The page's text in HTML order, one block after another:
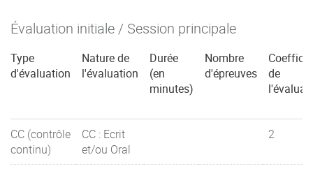
Évaluation initiale / Session principale
Type
d'évaluation
Nature de
l'évaluation
Durée
(en
minutes)
Nombre
d'épreuves
de
CC (contrôle
continu)
CC : Ecrit
et/ou Oral
2